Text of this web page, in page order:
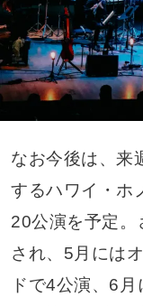
なお今後は、来
するハワイ・ホ
20公演を予定。
され、5月には
ドで4公演、6